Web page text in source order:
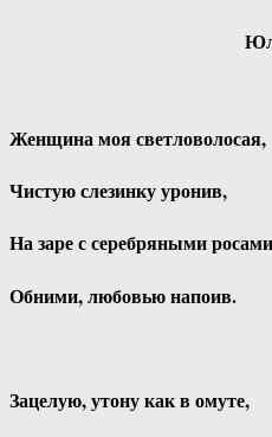
Женщина моя светловолосая,
Чистую слезинку уронив,
На заре с серебряными росами
Обними, любовью напоив.
Зацелую, утону как в омуте,